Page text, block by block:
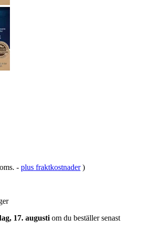
- plus fraktkostnader )
17. augusti om du beställer senast